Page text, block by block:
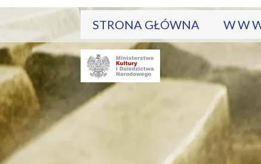
STRONA GŁÓWNA
BAZA DANYCH
BAZA ŻRÓDEŁ
BAZA OPRACOWAŃ
W W
MAPA